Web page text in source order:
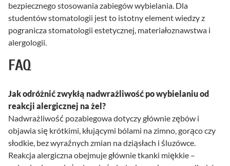
bezpiecznego stosowania zabiegów wybielania. Dla
studentów stomatologii jest to istotny element wiedzy z
pogranicza stomatologii estetycznej, materiałoznawstwa i
alergologii.
FAQ
Jak odróżnić zwykłą nadwrażliwość po wybielaniu od
reakcji alergicznej na żel?
Nadwrażliwość pozabiegowa dotyczy głównie zębów i
objawia się krótkimi, kłującymi bólami na zimno, gorąco czy
słodkie, bez wyraźnych zmian na dziąsłach i śluzówce.
Reakcja alergiczna obejmuje głównie tkanki miękkie –